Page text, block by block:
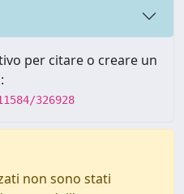
per citare o creare un
326928
non sono stati